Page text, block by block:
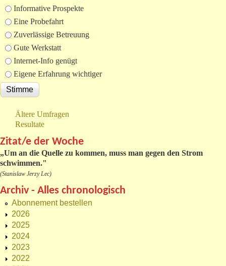
Informative Prospekte
Eine Probefahrt
Zuverlässige Betreuung
Gute Werkstatt
Internet-Info genügt
Eigene Erfahrung wichtiger
Ältere Umfragen
Resultate
Zitat/e der Woche
„Um an die Quelle zu kommen, muss man gegen den Strom
schwimmen."
(Stanislaw Jerzy Lec)
Archiv - Alles chronologisch
Abonnement bestellen
2026
2025
2024
2023
2022